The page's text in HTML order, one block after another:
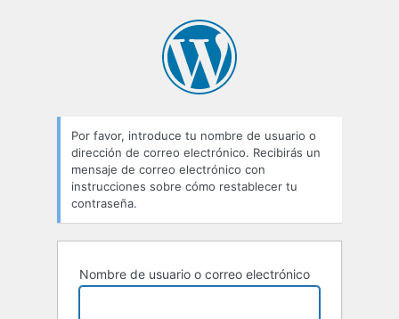
Por favor, introduce tu nombre de usuario o
dirección de correo electrónico. Recibirás un
mensaje de correo electrónico con
instrucciones sobre cómo restablecer tu
contraseña.
Nombre de usuario o correo electrónico